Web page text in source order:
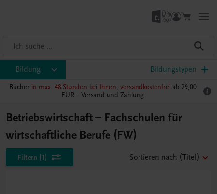
Bildung Bildungstypen
Bücher in max. 48 Stunden bei Ihnen, versandkostenfrei ab 29,00
EUR – Versand und Zahlung
Betriebswirtschaft – Fachschulen für
wirtschaftliche Berufe (FW)
Filtern (1) Sortieren nach (Titel)